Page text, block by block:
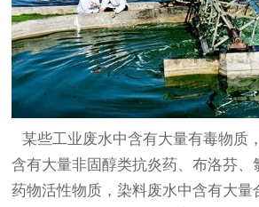
某些工业废水中含有大量有毒物质
含有大量非固醇类抗炎药、布洛芬、
药物活性物质，染料废水中含有大量